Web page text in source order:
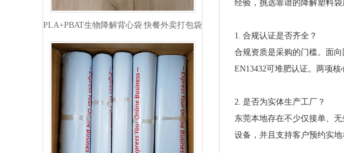
经验，挑选靠谱的降解塑料
1. 合规认证是否齐全？
合规资质是采购的门槛。面
EN13432可堆肥认证。两项
2. 是否为实体生产工厂？
东莞本地存在不少仅接单、
设备，并且支持客户预约实